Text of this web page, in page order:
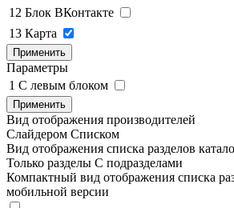
12 Блок ВКонтакте
13 Карта
Применить
Параметры
1 C левым блоком
Применить
Вид отображения производителей
Слайдером Списком
Вид отображения списка разделов
Только разделы С подразделами
Компактный вид отображения списка
мобильной версии